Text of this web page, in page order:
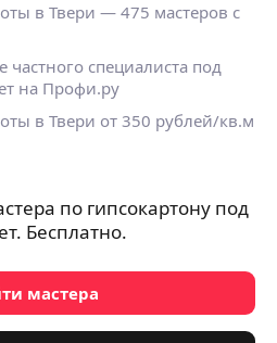
в Твери — 475 мастеров с
специалиста под
на Профи.ру
в Твери от 350 рублей/кв.м
по гипсокартону под
Бесплатно.
мастера